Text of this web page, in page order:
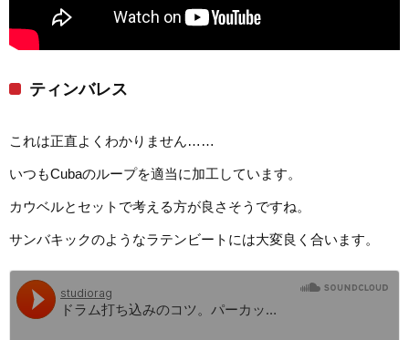
ティンバレス
これは正直よくわかりません……
いつもCubaのループを適当に加工しています。
カウベルとセットで考える方が良さそうですね。
サンバキックのようなラテンビートには大変良く合います。